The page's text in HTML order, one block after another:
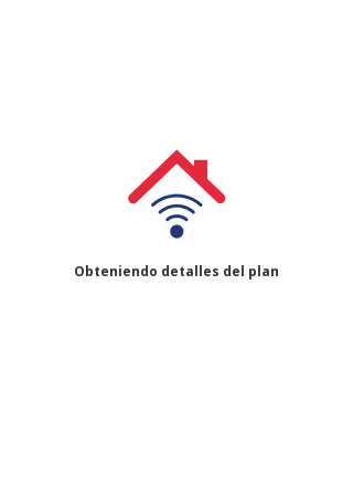
Obteniendo detalles del plan